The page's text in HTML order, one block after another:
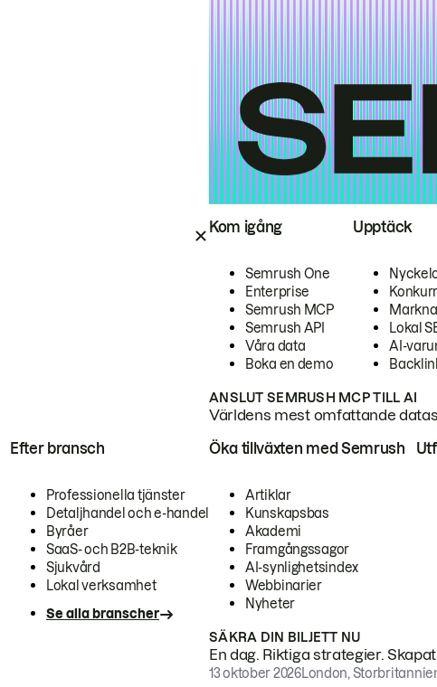
Kom igång
Semrush One
Enterprise
Semrush MCP
Semrush API
Våra data
Boka en demo
Upptäck
Lokal
AI-
ANSLUT SEMRUSH MCP TILL AI
Världens mest omfattande
Efter bransch
Professionella tjänster
Detaljhandel och e-handel
Byråer
SaaS- och B2B-teknik
Sjukvård
Lokal verksamhet
Se alla branscher
Öka tillväxten med Semrush
Artiklar
Kunskapsbas
Akademi
Framgångssagor
AI-synlighetsindex
Webbinarier
Nyheter
SÄKRA DIN BILJETT NU
En dag. Riktiga strategier.
13 oktober 2026London,